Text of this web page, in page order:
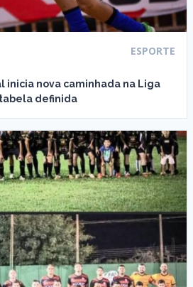
ESPORTE
inicia nova caminhada na Liga
definida